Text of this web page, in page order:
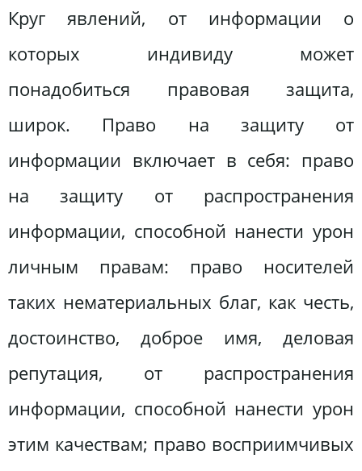
Круг явлений, от информации о
которых индивиду может
понадобиться правовая защита,
широк. Право на защиту от
информации включает в себя: право
на защиту от распространения
информации, способной нанести урон
личным правам: право носителей
таких нематериальных благ, как честь,
достоинство, доброе имя, деловая
репутация, от распространения
информации, способной нанести урон
этим качествам; право восприимчивых